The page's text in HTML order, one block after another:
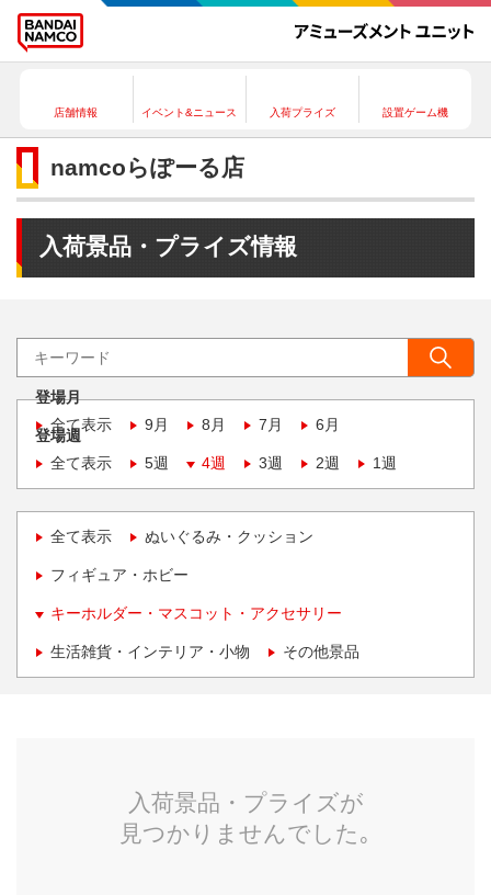
店舗情報 イベント&ニュース 入荷プライズ 設置ゲーム機
namcoらぽーる店
入荷景品・プライズ情報
登場月
全て表示
9月 8月 7月 6月
登場週
全て表示
5週 4週 3週 2週 1週
全て表示 ぬいぐるみ・クッション
フィギュア・ホビー
キーホルダー・マスコット・アクセサリー
生活雑貨・インテリア・小物 その他景品